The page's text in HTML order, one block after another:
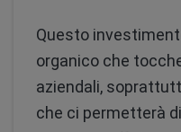
Questo
organico che
aziendali,
che ci permetterà